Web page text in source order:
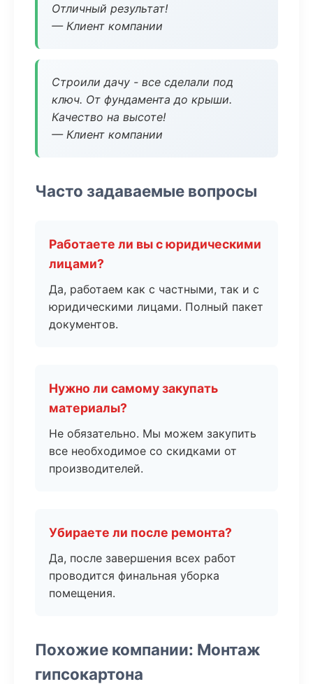
Отличный результат!
— Клиент компании
Строили дачу - все сделали под
ключ. От фундамента до крыши.
Качество на высоте!
— Клиент компании
Часто задаваемые вопросы
Работаете ли вы с юридическими
лицами?
Да, работаем как с частными, так и с
юридическими лицами. Полный пакет
документов.
Нужно ли самому закупать
материалы?
Не обязательно. Мы можем закупить
все необходимое со скидками от
производителей.
Убираете ли после ремонта?
Да, после завершения всех работ
проводится финальная уборка
помещения.
Похожие компании: Монтаж
гипсокартона